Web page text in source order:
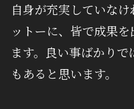
自身が充実していな
ットーに、皆で成果
ます。良い事ばかり
もあると思います。